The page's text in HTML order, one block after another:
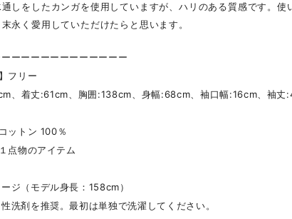
しをしたカンガを使用していますが、ハリのある質感です。
永く愛用していただけたらと思います。
ーーーーーーーーーーーー
フリー
、着丈:61cm、胸囲:138cm、身幅:68cm、袖口幅:16cm、袖丈
ットン 100％
点物のアイテム
ージ（モデル身長：158cm）
性洗剤を推奨。最初は単独で洗濯してください。